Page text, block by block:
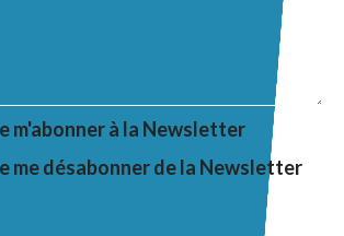
m'abonner à la Newsletter
me désabonner de la Newsletter